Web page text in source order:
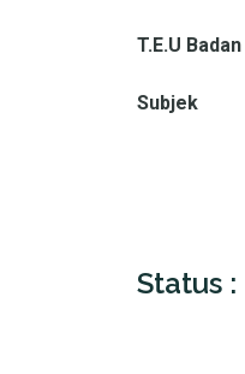
T.E.U Badan
Subjek
Status :